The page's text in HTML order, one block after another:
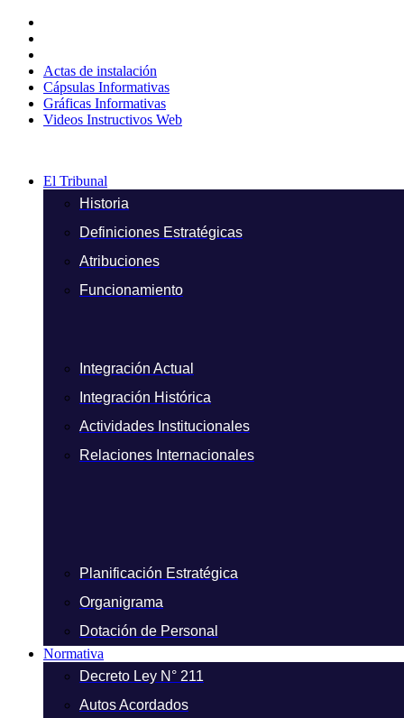
contenido
Actas de instalación
Cápsulas Informativas
Gráficas Informativas
Videos Instructivos Web
El Tribunal
Historia
Definiciones Estratégicas
Atribuciones
Funcionamiento
Integración Actual
Integración Histórica
Actividades Institucionales
Relaciones Internacionales
Planificación Estratégica
Organigrama
Dotación de Personal
Normativa
Decreto Ley N° 211
Autos Acordados